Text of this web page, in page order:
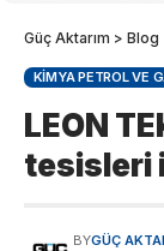
Güç Aktarım > Blog
KIMYA PETROL VE
LEON
tesisleri
BYGÜÇ